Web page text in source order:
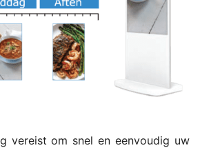
vereist om snel en eenvoudig uw